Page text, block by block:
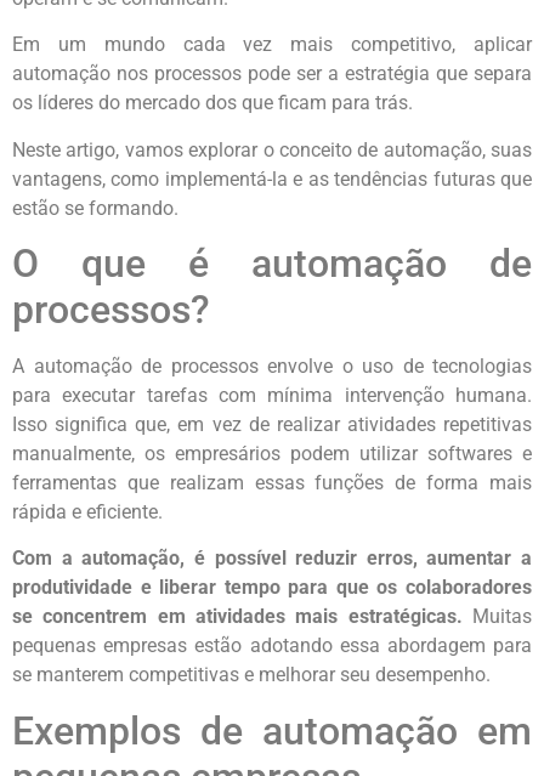
Em um mundo cada vez mais competitivo, aplicar
automação nos processos pode ser a estratégia que separa
os líderes do mercado dos que ficam para trás.
Neste artigo, vamos explorar o conceito de automação, suas
vantagens, como implementá-la e as tendências futuras que
estão se formando.
O que é automação de
processos?
A automação de processos envolve o uso de tecnologias
para executar tarefas com mínima intervenção humana.
Isso significa que, em vez de realizar atividades repetitivas
manualmente, os empresários podem utilizar softwares e
ferramentas que realizam essas funções de forma mais
rápida e eficiente.
Com a automação, é possível reduzir erros, aumentar a
produtividade e liberar tempo para que os colaboradores
se concentrem em atividades mais estratégicas. Muitas
pequenas empresas estão adotando essa abordagem para
se manterem competitivas e melhorar seu desempenho.
Exemplos de automação em